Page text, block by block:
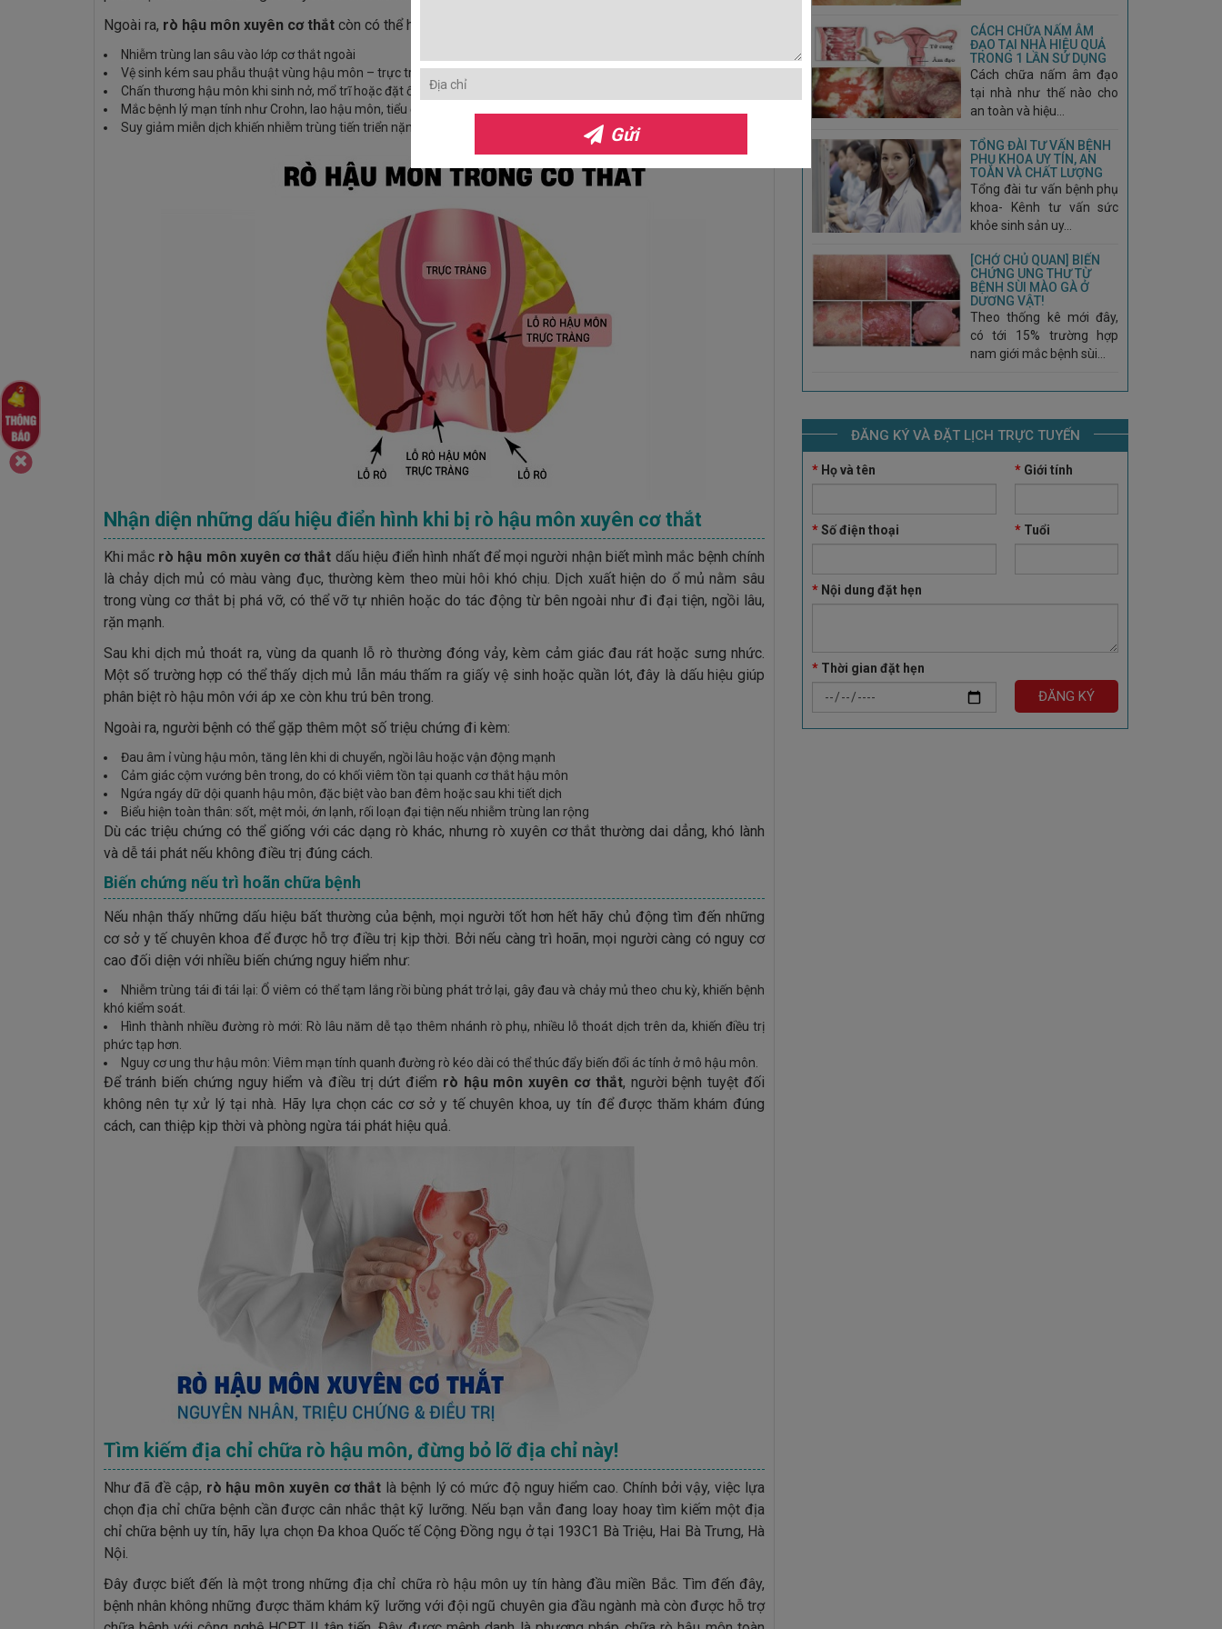
Ngoài ra, rò hậu môn xuyên cơ thắt còn có thể hình thành do:
Nhiễm trùng lan sâu vào lớp cơ thắt ngoài
Vệ sinh kém sau phẫu thuật vùng hậu môn – trực tràng
Chấn thương hậu môn khi sinh nở, mổ trĩ hoặc đặt ống hậu môn
Mắc bệnh lý mạn tính như Crohn, lao hậu môn, tiểu đường
Suy giảm miễn dịch khiến nhiễm trùng tiến triển nặng hơn.
Nhận diện những dấu hiệu điển hình khi bị rò hậu môn xuyên cơ thắt
Khi mắc rò hậu môn xuyên cơ thắt dấu hiệu điển hình nhất để mọi người nhận biết mình mắc bệnh chính
là chảy dịch mủ có màu vàng đục, thường kèm theo mùi hôi khó chịu. Dịch xuất hiện do ổ mủ nằm sâu
trong vùng cơ thắt bị phá vỡ, có thể vỡ tự nhiên hoặc do tác động từ bên ngoài như đi đại tiện, ngồi lâu,
rặn mạnh.
Sau khi dịch mủ thoát ra, vùng da quanh lỗ rò thường đóng vảy, kèm cảm giác đau rát hoặc sưng nhức.
Một số trường hợp có thể thấy dịch mủ lẫn máu thấm ra giấy vệ sinh hoặc quần lót, đây là dấu hiệu giúp
phân biệt rò hậu môn với áp xe còn khu trú bên trong.
Ngoài ra, người bệnh có thể gặp thêm một số triệu chứng đi kèm:
Đau âm ỉ vùng hậu môn, tăng lên khi di chuyển, ngồi lâu hoặc vận động mạnh
Cảm giác cộm vướng bên trong, do có khối viêm tồn tại quanh cơ thắt hậu môn
Ngứa ngáy dữ dội quanh hậu môn, đặc biệt vào ban đêm hoặc sau khi tiết dịch
Biểu hiện toàn thân: sốt, mệt mỏi, ớn lạnh, rối loạn đại tiện nếu nhiễm trùng lan rộng
Dù các triệu chứng có thể giống với các dạng rò khác, nhưng rò xuyên cơ thắt thường dai dẳng, khó lành
và dễ tái phát nếu không điều trị đúng cách.
Biến chứng nếu trì hoãn chữa bệnh
Nếu nhận thấy những dấu hiệu bất thường của bệnh, mọi người tốt hơn hết hãy chủ động tìm đến những
cơ sở y tế chuyên khoa để được hỗ trợ điều trị kịp thời. Bởi nếu càng trì hoãn, mọi người càng có nguy cơ
cao đối diện với nhiều biến chứng nguy hiểm như:
Nhiễm trùng tái đi tái lại: Ổ viêm có thể tạm lắng rồi bùng phát trở lại, gây đau và chảy mủ theo chu kỳ, khiến bệnh
khó kiểm soát.
Hình thành nhiều đường rò mới: Rò lâu năm dễ tạo thêm nhánh rò phụ, nhiều lỗ thoát dịch trên da, khiến điều trị
phức tạp hơn.
Nguy cơ ung thư hậu môn: Viêm mạn tính quanh đường rò kéo dài có thể thúc đẩy biến đổi ác tính ở mô hậu môn.
Để tránh biến chứng nguy hiểm và điều trị dứt điểm rò hậu môn xuyên cơ thắt, người bệnh tuyệt đối
không nên tự xử lý tại nhà. Hãy lựa chọn các cơ sở y tế chuyên khoa, uy tín để được thăm khám đúng
cách, can thiệp kịp thời và phòng ngừa tái phát hiệu quả.
Tìm kiếm địa chỉ chữa rò hậu môn, đừng bỏ lỡ địa chỉ này!
Như đã đề cập, rò hậu môn xuyên cơ thắt là bệnh lý có mức độ nguy hiểm cao. Chính bởi vậy, việc lựa
chọn địa chỉ chữa bệnh cần được cân nhắc thật kỹ lưỡng. Nếu bạn vẫn đang loay hoay tìm kiếm một địa
chỉ chữa bệnh uy tín, hãy lựa chọn Đa khoa Quốc tế Cộng Đồng ngụ ở tại 193C1 Bà Triệu, Hai Bà Trưng, Hà
Nội.
Đây được biết đến là một trong những địa chỉ chữa rò hậu môn uy tín hàng đầu miền Bắc. Tìm đến đây,
bệnh nhân không những được thăm khám kỹ lưỡng với đội ngũ chuyên gia đầu ngành mà còn được hỗ trợ
CÁCH CHỮA NẤM ÂM
ĐẠO TẠI NHÀ HIỆU QUẢ
TRONG 1 LẦN SỬ DỤNG
Cách chữa nấm âm đạo
tại nhà như thế nào cho
an toàn và hiệu...
TỔNG ĐÀI TƯ VẤN BỆNH
PHỤ KHOA UY TÍN, AN
TOÀN VÀ CHẤT LƯỢNG
Tổng đài tư vấn bệnh phụ
khoa- Kênh tư vấn sức
khỏe sinh sản uy...
[CHỚ CHỦ QUAN] BIẾN
CHỨNG UNG THƯ TỪ
BỆNH SÙI MÀO GÀ Ở
DƯƠNG VẬT!
Theo thống kê mới đây,
có tới 15% trường hợp
nam giới mắc bệnh sùi...
ĐĂNG KÝ VÀ ĐẶT LỊCH TRỰC TUYẾN
*Họ và tên *Giới tính
*Số điện thoại *Tuổi
*Nội dung đặt hẹn
*Thời gian đặt hẹn
ĐĂNG KÝ
Gửi